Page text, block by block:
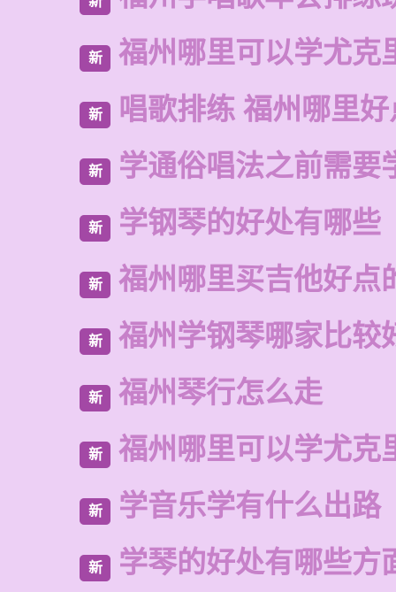
新 福州哪里可以学尤克
新 唱歌排练 福州哪里
新 学通俗唱法之前需要
新 学钢琴的好处有哪些
新 福州哪里买吉他好点
新 福州学钢琴哪家比较
新 福州琴行怎么走
新 福州哪里可以学尤克
新 学音乐学有什么出路
新 学琴的好处有哪些方